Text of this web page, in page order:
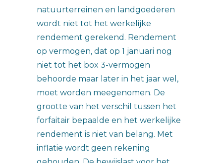
natuurterreinen en landgoederen
wordt niet tot het werkelijke
rendement gerekend. Rendement
op vermogen, dat op 1 januari nog
niet tot het box 3-vermogen
behoorde maar later in het jaar wel,
moet worden meegenomen. De
grootte van het verschil tussen het
forfaitair bepaalde en het werkelijke
rendement is niet van belang. Met
inflatie wordt geen rekening